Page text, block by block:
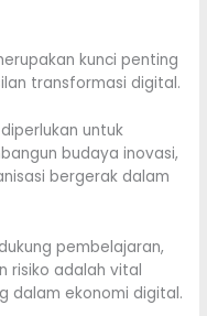
kunci penting
transformasi digital.
untuk
budaya inovasi,
bergerak dalam
pembelajaran,
risiko adalah vital
dalam ekonomi digital.